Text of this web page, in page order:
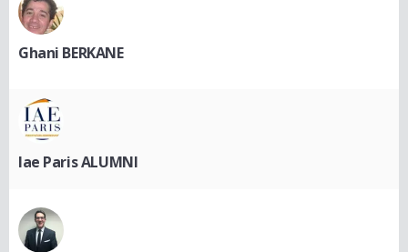
Ghani BERKANE
Iae Paris ALUMNI